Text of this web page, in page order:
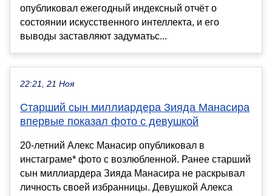
опубликовал ежегодный индексный отчёт о
состоянии искусственного интеллекта, и его
выводы заставляют задуматьс...
22:21, 21 Ноя
Старший сын миллиардера Зияда Манасира
впервые показал фото с девушкой
20-летний Алекс Манасир опубликовал в
инстаграме* фото с возлюбленной. Ранее старший
сын миллиардера Зияда Манасира не раскрывал
личность своей избранницы. Девушкой Алекса